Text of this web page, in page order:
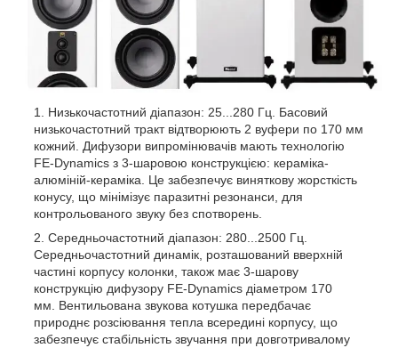
Низькочастотний діапазон: 25...280 Гц. Басовий
низькочастотний тракт відтворюють 2 вуфери по 170 мм
кожний. Дифузори випромінювачів мають технологію
FE-Dynamics з 3-шаровою конструкцією: кераміка-
алюміній-кераміка. Це забезпечує виняткову жорсткість
конусу, що мінімізує паразитні резонанси, для
контрольованого звуку без спотворень.
Середньочастотний діапазон: 280...2500 Гц.
Середньочастотний динамік, розташований вверхній
частині корпусу колонки, також має 3-шарову
конструкцію дифузору FE-Dynamics діаметром 170
мм. Вентильована звукова котушка передбачає
природнє розсіювання тепла всередині корпусу, що
забезпечує стабільність звучання при довготривалому